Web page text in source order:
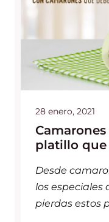
28 enero, 2021
platillo que
Desde
los especiales
pierdas estos